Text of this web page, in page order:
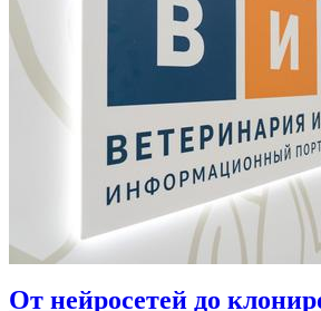
От нейросетей до